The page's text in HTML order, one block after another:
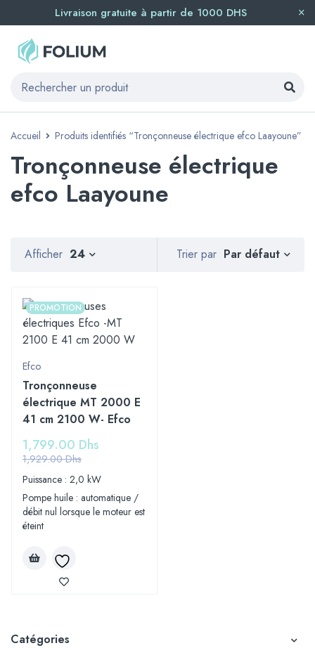
Livraison gratuite à partir de 1000 DHS
Accueil Produits identifiés “Tronçonneuse électrique efco Laayoune”
Tronçonneuse électrique
efco Laayoune
Catégories
Trier par Par défaut
Afficher 24
PROMOTION
Efco
Tronçonneuse
électrique MT 2000 E
41 cm 2100 W- Efco
1,929.00Dhs
1,799.00 Dhs
Puissance : 2,0 kW
Pompe huile : automatique /
débit nul lorsque le moteur est
éteint